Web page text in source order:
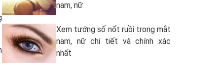
nam, nữ
Xem tướng số nốt ruồi trong mắt
nam, nữ chi tiết và chính xác
nhất